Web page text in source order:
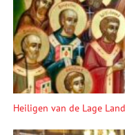
Heiligen van de Lage